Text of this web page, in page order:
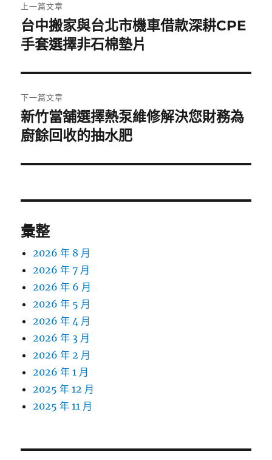
章
導
覽
上一篇文章
上
一
文
章:
台中搬家與台北市機車借款深耕CPE
手套選擇非石棉墊片
下一篇文章
下
一
文
新竹當舖選擇熱泵維修解決您財務為
廚餘回收的抽水肥
彙整
2026 年 8 月
2026 年 7 月
2026 年 6 月
2026 年 5 月
2026 年 4 月
2026 年 3 月
2026 年 2 月
2026 年 1 月
2025 年 12 月
2025 年 11 月